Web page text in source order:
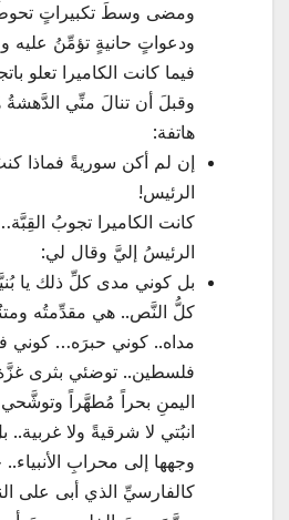
ومضى وسطَ تكبيراتٍ
ودعواتٍ حانيةٍ تؤمِّنُ عليه
فيما كانت الكاميرا تعلو
وقبلَ أن تنالَ منِّي
هاتفة:
إن لم أكن سوريةً فماذا كنتُ
الرئيس!
كانت الكاميرا تجوبُ
الرئيسُ إليَّ وقال لي:
بل كوني مدى كلِّ ذلك يا
كلُّ النَّص.. هي مقدِّمتُه
مداه.. كوني حبرَه…
فلسطين.. توضئي بثرى
اليمنِ بحراً مُطهَّراً وتوشَّحي
انبُتي لا شرقيةً ولا
وجهها إلى محرابِ
كالفارسيِّ الذي أبى على